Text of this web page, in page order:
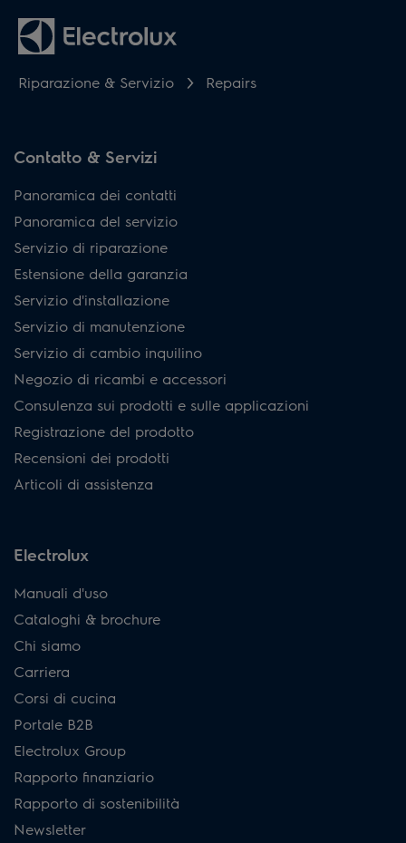
Riparazione & Servizio Repairs
Contatto & Servizi
Panoramica dei contatti
Panoramica del servizio
Servizio di riparazione
Estensione della garanzia
Servizio d'installazione
Servizio di manutenzione
Servizio di cambio inquilino
Negozio di ricambi e accessori
Consulenza sui prodotti e sulle applicazioni
Registrazione del prodotto
Recensioni dei prodotti
Articoli di assistenza
Electrolux
Manuali d'uso
Cataloghi & brochure
Chi siamo
Carriera
Corsi di cucina
Portale B2B
Electrolux Group
Rapporto finanziario
Rapporto di sostenibilità
Newsletter